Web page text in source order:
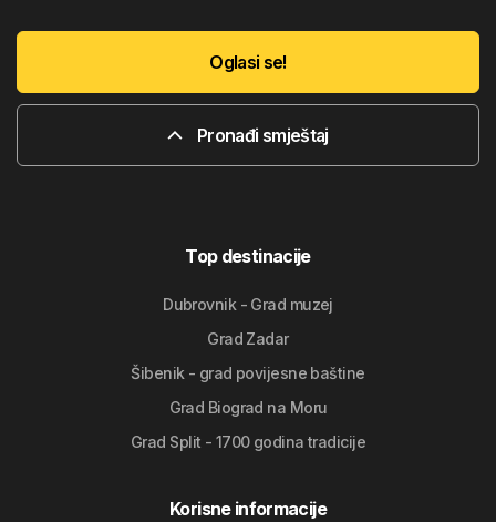
Oglasi se!
Pronađi smještaj
Top destinacije
Dubrovnik - Grad muzej
Grad Zadar
Šibenik - grad povijesne baštine
Grad Biograd na Moru
Grad Split - 1700 godina tradicije
Korisne informacije